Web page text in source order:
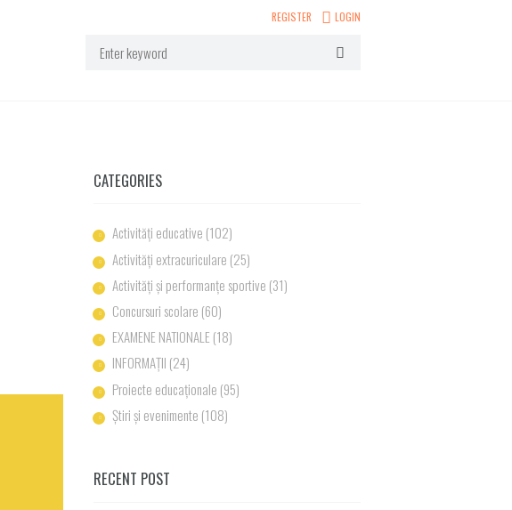
REGISTER LOGIN
CATEGORIES
Activități educative (102)
Activități extracuriculare (25)
Activități și performanțe sportive (31)
Concursuri scolare (60)
EXAMENE NATIONALE (18)
INFORMAȚII (24)
Proiecte educaționale (95)
Știri și evenimente (108)
RECENT POST